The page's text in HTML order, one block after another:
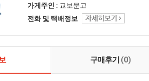
가게주인 : 교보문고
전화 및 택배정보
구매후기 (0)